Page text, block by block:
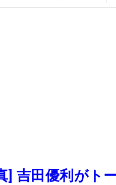
] 吉田優利がト